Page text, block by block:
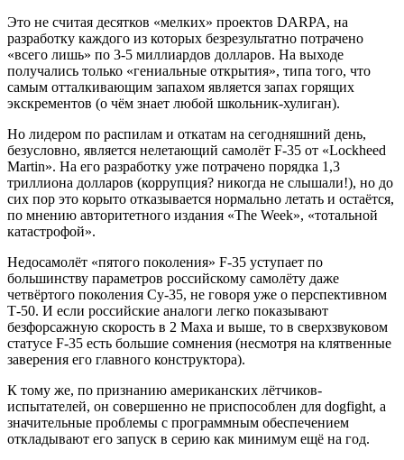
Это не считая десятков «мелких» проектов DARPA, на
разработку каждого из которых безрезультатно потрачено
«всего лишь» по 3-5 миллиардов долларов. На выходе
получались только «гениальные открытия», типа того, что
самым отталкивающим запахом является запах горящих
экскрементов (о чём знает любой школьник-хулиган).
Но лидером по распилам и откатам на сегодняшний день,
безусловно, является нелетающий самолёт F-35 от «Lockheed
Martin». На его разработку уже потрачено порядка 1,3
триллиона долларов (коррупция? никогда не слышали!), но до
сих пор это корыто отказывается нормально летать и остаётся,
по мнению авторитетного издания «The Week», «тотальной
катастрофой».
Недосамолёт «пятого поколения» F-35 уступает по
большинству параметров российскому самолёту даже
четвёртого поколения Су-35, не говоря уже о перспективном
Т-50. И если российские аналоги легко показывают
безфорсажную скорость в 2 Маха и выше, то в сверхзвуковом
статусе F-35 есть большие сомнения (несмотря на клятвенные
заверения его главного конструктора).
К тому же, по признанию американских лётчиков-
испытателей, он совершенно не приспособлен для dogfight, а
значительные проблемы с программным обеспечением
откладывают его запуск в серию как минимум ещё на год.